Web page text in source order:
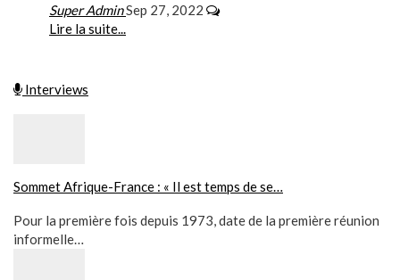
Super AdminSep 27, 2022
Lire la suite...
Interviews
Sommet Afrique-France : « Il est temps de se…
Pour la première fois depuis 1973, date de la première réunion
informelle…